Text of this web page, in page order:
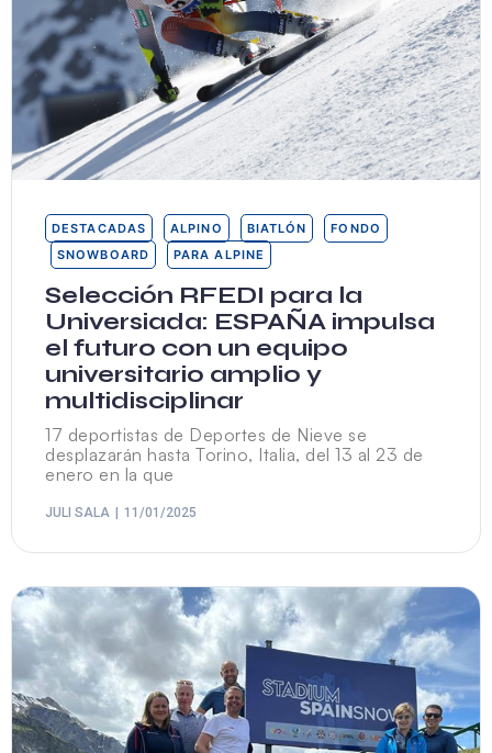
DESTACADAS ALPINO BIATLÓN
FONDO
SNOWBOARD
PARA ALPINE
Selección RFEDI para la
Universiada: ESPAÑA impulsa
el futuro con un equipo
universitario amplio y
multidisciplinar
17 deportistas de Deportes de Nieve se
desplazarán hasta Torino, Italia, del 13 al 23 de
enero en la que
JULI SALA 11/01/2025